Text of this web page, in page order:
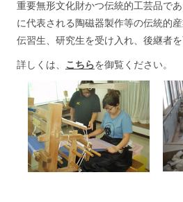
重要無形文化財かつ伝統的工芸品で
に代表される陶磁器製作等の伝統的
伝習生、研究生を受け入れ、後継者を
詳しくは、 こちらを御覧ください。